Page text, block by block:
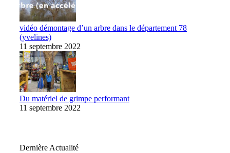
vidéo démontage d’un arbre dans le département 78
(yvelines)
11 septembre 2022
Du matériel de grimpe performant
11 septembre 2022
Dernière Actualité